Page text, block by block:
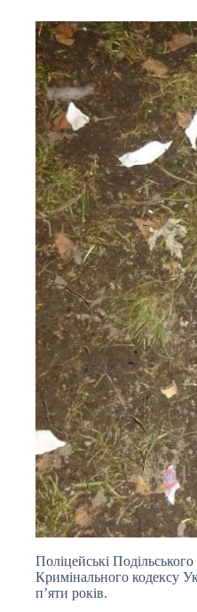
Поліцейські
Кримінального кодексу
п’яти років.